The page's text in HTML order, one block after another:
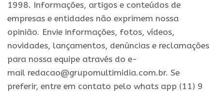
1998. Informações, artigos e conteúdos de
empresas e entidades não exprimem nossa
opinião. Envie informações, fotos, vídeos,
novidades, lançamentos, denúncias e reclamações
para nossa equipe através do e-
mail redacao@grupomultimidia.com.br. Se
preferir, entre em contato pelo whats app (11) 9